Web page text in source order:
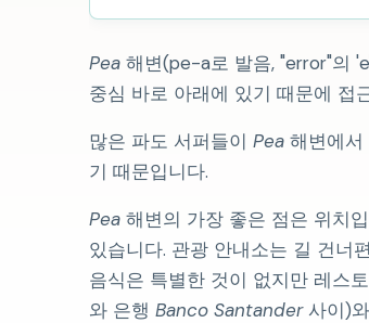
Pea 해변(pe-a로 발음, "error"의
중심 바로 아래에 있기 때문에 접
많은 파도 서퍼들이 Pea 해변에서
기 때문입니다.
Pea 해변의 가장 좋은 점은 위치
있습니다. 관광 안내소는 길 건너
음식은 특별한 것이 없지만 레스
와 은행 Banco Santander사이)와